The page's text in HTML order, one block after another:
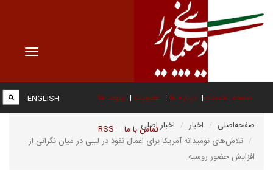
Toggle
صفحه نخست درباره ما عضویت پیوند ها
تماس با ما RSS
ENGLISH
صفحه‌اصلی اخبار
اخبار اصلی
تلاش‌های نومیدانه آمریکا برای اعمال نفوذ در لیبی در میان نگرانی از
افزایش حضور روسیه